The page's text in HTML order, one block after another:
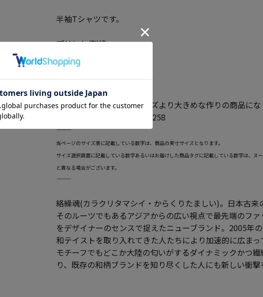
半袖Tシャツです。
プリント/刺繍
●素材
身頃:綿 100%
こちらの商品は通常のサイズより大きめな作りの商品にな
カタログ商品番号 1258-5258
―――――――――――――――――――――――
当ページのサイズ表に記載している数字は、商品の実寸サイズとなります。
サイズ選択画面に記載している数字あるいはお届けした商品タグに記載している数字は、ヌ
と異なる場合がございます。
―――――――――――――――――――――――
絡繰魂(カラクリタマシイ・からくりたましい)。日本古来
そのルーツでもあるアジアからの広い視点で最先端のフ
をデザイナーのセンスで捉えたニューブランド。2005年
和テイストを取り入れてきた人たちにより加速的に広ま
モチーフでもどこか大陸の匂いがするダイナミックかつ
り、既存の和柄ブランドを知り尽くした人にも新しい衝撃